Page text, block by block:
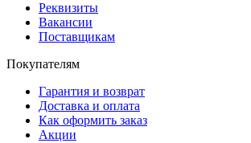
Реквизиты
Вакансии
Поставщикам
Покупателям
Гарантия и возврат
Доставка и оплата
Как оформить заказ
Акции